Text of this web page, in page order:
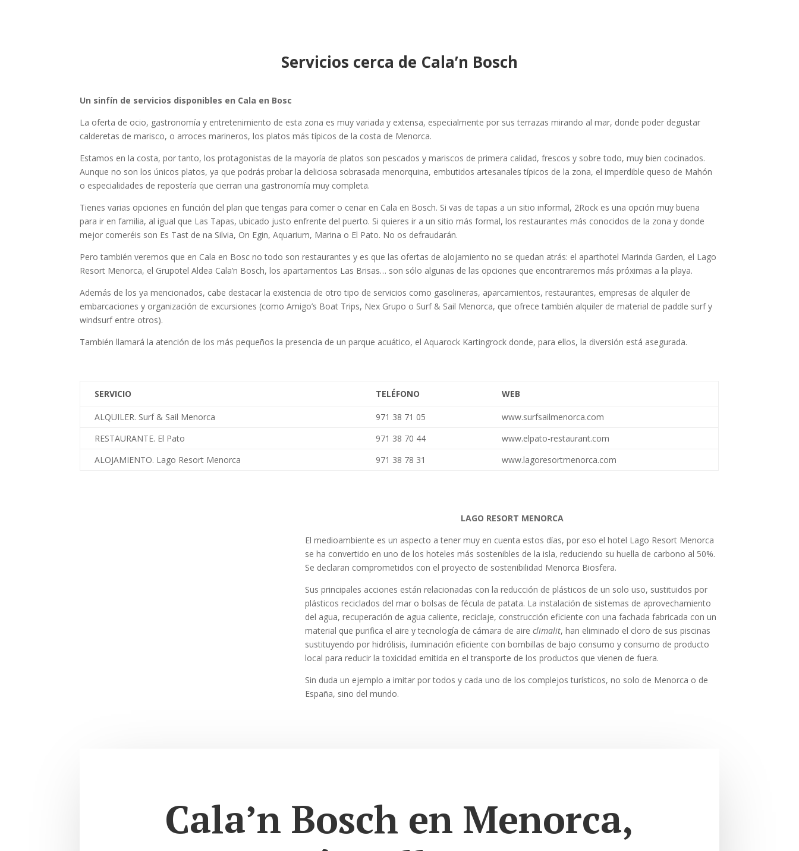
Servicios cerca de Cala’n Bosch
Un sinfín de servicios disponibles en Cala en Bosc
La oferta de ocio, gastronomía y entretenimiento de esta zona es muy variada y extensa, especialmente por sus terrazas mirando al mar, donde poder degustar
calderetas de marisco, o arroces marineros, los platos más típicos de la costa de Menorca.
Estamos en la costa, por tanto, los protagonistas de la mayoría de platos son pescados y mariscos de primera calidad, frescos y sobre todo, muy bien cocinados.
Aunque no son los únicos platos, ya que podrás probar la deliciosa sobrasada menorquina, embutidos artesanales típicos de la zona, el imperdible queso de Mahón
o especialidades de repostería que cierran una gastronomía muy completa.
Tienes varias opciones en función del plan que tengas para comer o cenar en Cala en Bosch. Si vas de tapas a un sitio informal, 2Rock es una opción muy buena
para ir en familia, al igual que Las Tapas, ubicado justo enfrente del puerto. Si quieres ir a un sitio más formal, los restaurantes más conocidos de la zona y donde
mejor comeréis son Es Tast de na Silvia, On Egin, Aquarium, Marina o El Pato. No os defraudarán.
Pero también veremos que en Cala en Bosc no todo son restaurantes y es que las ofertas de alojamiento no se quedan atrás: el aparthotel Marinda Garden, el Lago
Resort Menorca, el Grupotel Aldea Cala’n Bosch, los apartamentos Las Brisas… son sólo algunas de las opciones que encontraremos más próximas a la playa.
Además de los ya mencionados, cabe destacar la existencia de otro tipo de servicios como gasolineras, aparcamientos, restaurantes, empresas de alquiler de
embarcaciones y organización de excursiones (como Amigo’s Boat Trips, Nex Grupo o Surf & Sail Menorca, que ofrece también alquiler de material de paddle surf y
windsurf entre otros).
También llamará la atención de los más pequeños la presencia de un parque acuático, el Aquarock Kartingrock donde, para ellos, la diversión está asegurada.
SERVICIO TELÉFONO WEB
ALQUILER. Surf & Sail Menorca 971 38 71 05
www.surfsailmenorca.com
RESTAURANTE. El Pato
971 38 70 44
www.elpato-restaurant.com
ALOJAMIENTO. Lago Resort Menorca
971 38 78 31 www.lagoresortmenorca.com
LAGO RESORT MENORCA
El medioambiente es un aspecto a tener muy en cuenta estos días, por eso el hotel Lago Resort Menorca
se ha convertido en uno de los hoteles más sostenibles de la isla, reduciendo su huella de carbono al 50%.
Se declaran comprometidos con el proyecto de sostenibilidad Menorca Biosfera.
Sus principales acciones están relacionadas con la reducción de plásticos de un solo uso, sustituidos por
plásticos reciclados del mar o bolsas de fécula de patata. La instalación de sistemas de aprovechamiento
del agua, recuperación de agua caliente, reciclaje, construcción eficiente con una fachada fabricada con un
material que purifica el aire y tecnología de cámara de aire climalit, han eliminado el cloro de sus piscinas
sustituyendo por hidrólisis, iluminación eficiente con bombillas de bajo consumo y consumo de producto
local para reducir la toxicidad emitida en el transporte de los productos que vienen de fuera.
Sin duda un ejemplo a imitar por todos y cada uno de los complejos turísticos, no solo de Menorca o de
España, sino del mundo.
Cala’n Bosch en Menorca,